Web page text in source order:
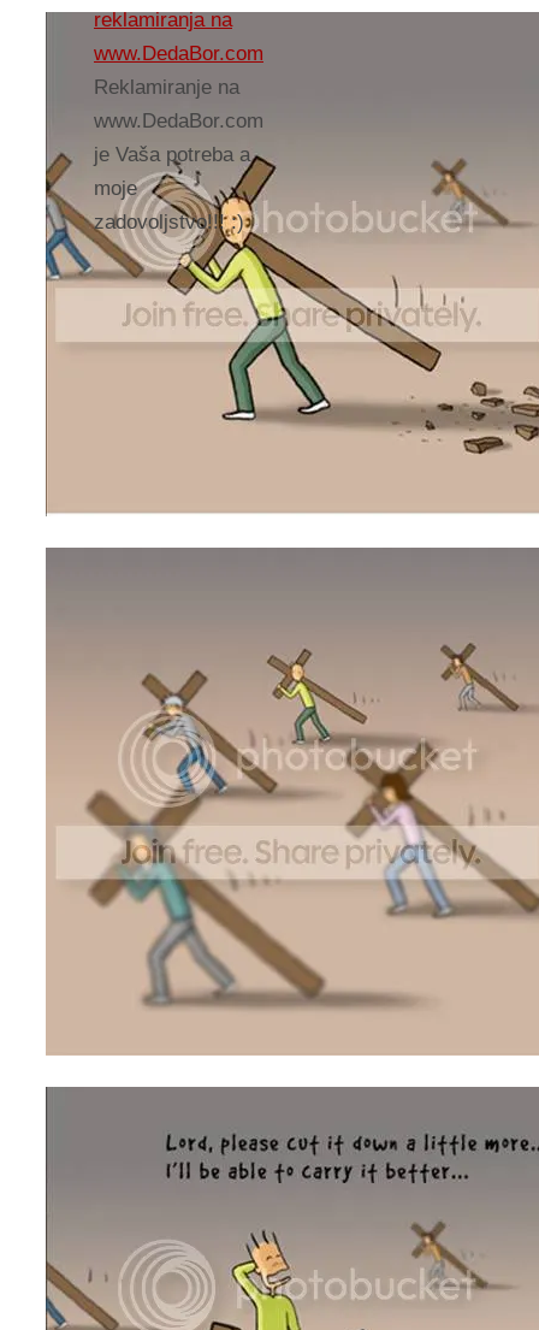
reklamiranja na
www.DedaBor.com
Reklamiranje na
www.DedaBor.com
je Vaša potreba a
moje
zadovoljstvo!!! :)